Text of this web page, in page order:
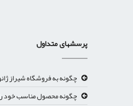
پرسشهای متداول
چگونه به فروشگاه شیراز
چگونه محصول مناسب خود